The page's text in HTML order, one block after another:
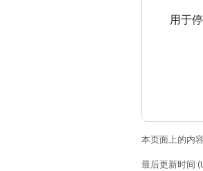
用于
本页面上的内
最后更新时间